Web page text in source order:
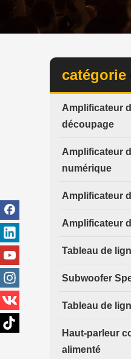
Amplificateur
découpage
Amplificateur
numérique
Amplificateur
Amplificateur
Tableau de
Subwoofer
Tableau de
Haut-parleur
alimenté